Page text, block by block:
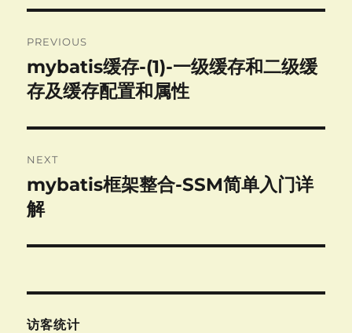
navigation
PREVIOUS
Previous
post:
mybatis缓存-(1)-一级缓存和二级缓
存及缓存配置和属性
NEXT
Next
post:
mybatis框架整合-SSM简单入门详
解
访客统计